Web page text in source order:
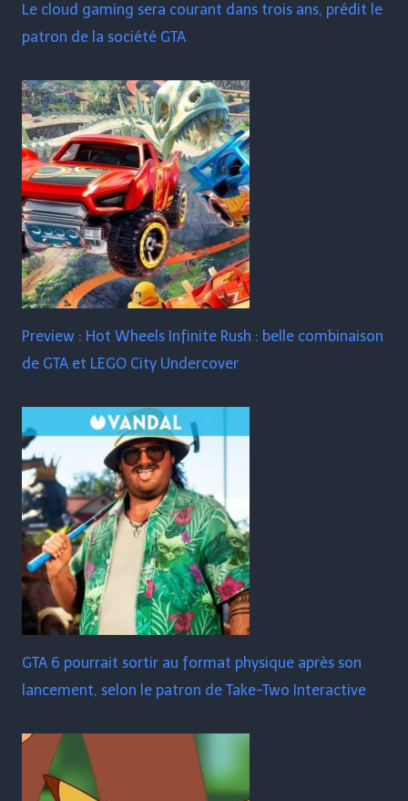
Le cloud gaming sera courant dans trois ans, prédit le
patron de la société GTA
Preview : Hot Wheels Infinite Rush : belle combinaison
de GTA et LEGO City Undercover
GTA 6 pourrait sortir au format physique après son
lancement, selon le patron de Take-Two Interactive